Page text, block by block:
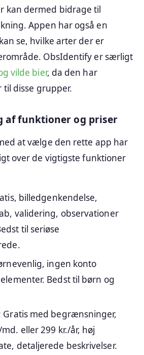
kan dermed bidrage til
Appen har også en
se, hvilke arter der er
ObsIdentify er særligt
vilde bier, da den har
disse grupper.
af funktioner og priser
at vælge den rette app har
over de vigtigste funktioner
billedgenkendelse,
validering, observationer
til seriøse
ingen konto
Bedst til børn og
Gratis med begrænsninger,
eller 299 kr./år, høj
detaljerede beskrivelser.